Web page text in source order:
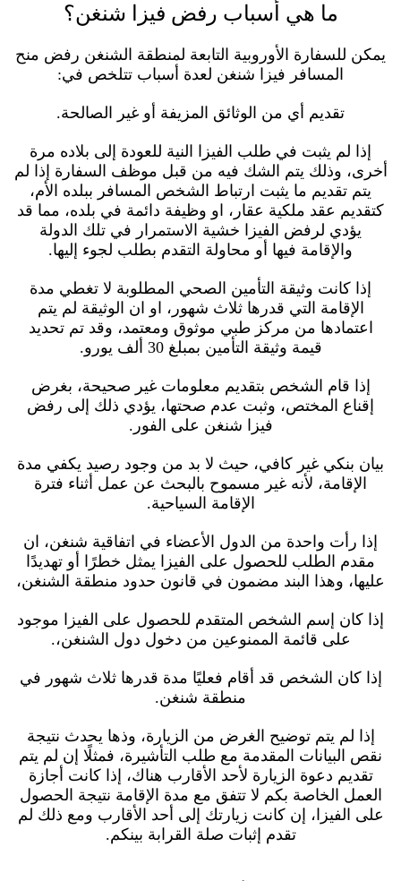
ما هي أسباب رفض فيزا شنغن؟
يمكن للسفارة الأوروبية التابعة لمنطقة الشنغن رفض منح
المسافر فيزا شنغن لعدة أسباب تتلخص في:
تقديم أي من الوثائق المزيفة أو غير الصالحة.
إذا لم يثبت في طلب الفيزا النية للعودة إلى بلاده مرة
أخرى، وذلك يتم الشك فيه من قبل موظف السفارة إذا لم
يتم تقديم ما يثبت ارتباط الشخص المسافر ببلده الأم،
كتقديم عقد ملكية عقار، او وظيفة دائمة في بلده، مما قد
يؤدي لرفض الفيزا خشية الاستمرار في تلك الدولة
والإقامة فيها أو محاولة التقدم بطلب لجوء إليها.
إذا كانت وثيقة التأمين الصحي المطلوبة لا تغطي مدة
الإقامة التي قدرها ثلاث شهور، او ان الوثيقة لم يتم
اعتمادها من مركز طبي موثوق ومعتمد، وقد تم تحديد
قيمة وثيقة التأمين بمبلغ 30 ألف يورو.
إذا قام الشخص بتقديم معلومات غير صحيحة، بغرض
إقناع المختص، وثبت عدم صحتها، يؤدي ذلك إلى رفض
فيزا شنغن على الفور.
بيان بنكي غير كافي، حيث لا بد من وجود رصيد يكفي مدة
الإقامة، لأنه غير مسموح بالبحث عن عمل أثناء فترة
الإقامة السياحية.
إذا رأت واحدة من الدول الأعضاء في اتفاقية شنغن، ان
مقدم الطلب للحصول على الفيزا يمثل خطرًا أو تهديدًا
عليها، وهذا البند مضمون في قانون حدود منطقة الشنغن،
إذا كان إسم الشخص المتقدم للحصول على الفيزا موجود
على قائمة الممنوعين من دخول دول الشنغن،.
إذا كان الشخص قد أقام فعليًا مدة قدرها ثلاث شهور في
منطقة شنغن.
إذا لم يتم توضيح الغرض من الزيارة، وذها يحدث نتيجة
نقص البيانات المقدمة مع طلب التأشيرة، فمثلًا إن لم يتم
تقديم دعوة الزيارة لأحد الأقارب هناك، إذا كانت أجازة
العمل الخاصة بكم لا تتفق مع مدة الإقامة نتيجة الحصول
على الفيزا، إن كانت زيارتك إلى أحد الأقارب ومع ذلك لم
تقدم إثبات صلة القرابة بينكم.